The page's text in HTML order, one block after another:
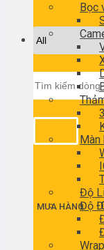
kiếm:
MUA HÀNG
Bọc
Màn
Độ
Độ